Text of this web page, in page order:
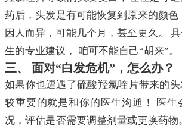
药后，头发是有可能恢复到原来的颜色
因人而异，可能几个月，甚至更久。
生的专业建议， 咱可不能自己“胡来”。
三、 面对“白发危机”，怎么办？
如果你也遭遇了硫酸羟氯喹片带来的头
较重要的就是和你的医生沟通！ 医生
况，评估是否需要调整剂量或更换药物